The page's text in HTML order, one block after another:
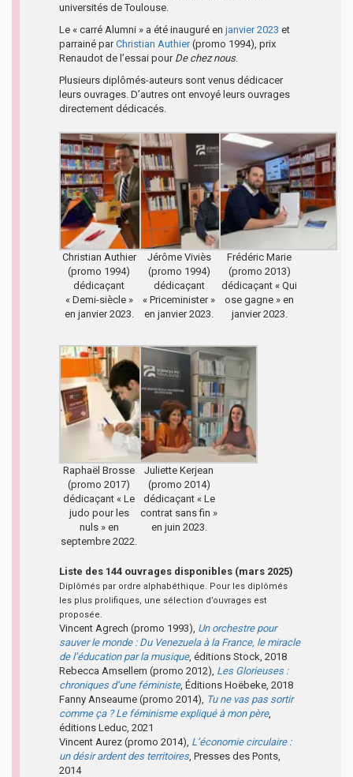
universités de Toulouse.
Le « carré Alumni » a été inauguré en janvier 2023 et
parrainé parChristian Authier(promo 1994), prix
Renaudot de l’essai pour De chez nous.
Plusieurs diplômés-auteurs sont venus dédicacer
leurs ouvrages. D’autres ont envoyé leurs ouvrages
directement dédicacés.
Christian Authier
(promo 1994)
dédicaçant
« Demi-siècle »
en janvier 2023.
Jérôme Viviès
(promo 1994)
dédicaçant
« Priceminister »
en janvier 2023.
Frédéric Marie
(promo 2013)
dédicaçant « Qui
ose gagne » en
janvier 2023.
Raphaël Brosse
(promo 2017)
dédicaçant « Le
judo pour les
nuls » en
septembre 2022.
Juliette Kerjean
(promo 2014)
dédicaçant « Le
contrat sans fin »
en juin 2023.
Liste des 144 ouvrages disponibles (mars 2025)
Diplômés par ordre alphabéthique. Pour les diplômés
les plus prolifiques, une sélection d’ouvrages est
proposée.
Vincent Agrech (promo 1993), Un orchestre pour
sauver le monde : Du Venezuela à la France, le miracle
de l’éducation par la musique, éditions Stock, 2018
Rebecca Amsellem (promo 2012), Les Glorieuses :
chroniques d’une féministe, Éditions Hoëbeke, 2018
Fanny Anseaume (promo 2014), Tu ne vas pas sortir
comme ça ? Le féminisme expliqué à mon père,
éditions Leduc, 2021
Vincent Aurez (promo 2014), L’économie circulaire :
un désir ardent des territoires, Presses des Ponts,
2014